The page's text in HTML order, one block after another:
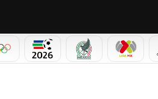
OLÍMPICOSMUNDIAL 2026SELECCIÓNLIGA